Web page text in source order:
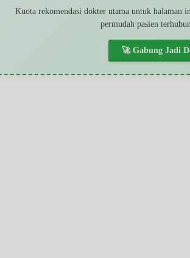
Kuota rekomendasi dokter utama untuk
permudah pasien
🚀 Gabung Jadi